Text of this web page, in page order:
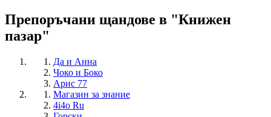
Препоръчани щандове в "Книжен
пазар"
Да и Анна
Чоко и Боко
Арис 77
Магазин за знание
4i4o Ru